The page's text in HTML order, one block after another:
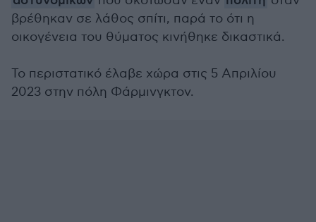
βρέθηκαν σε λάθος σπίτι, παρά το ότι η
οικογένεια του θύματος κινήθηκε δικαστικά.
Το περιστατικό έλαβε χώρα στις 5 Απριλίου
2023 στην πόλη Φάρμινγκτον.